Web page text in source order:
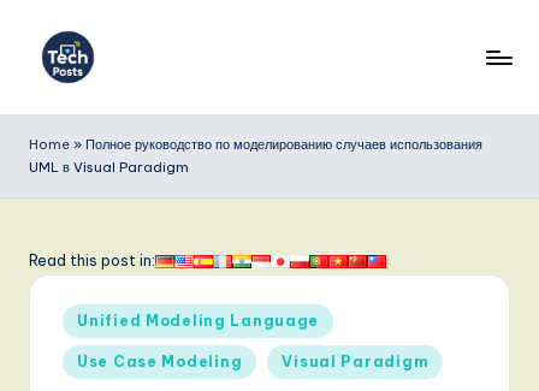
Перейти
e
c
P
Home » Полное руководство по моделированию случаев использования
UML в Visual Paradigm
Read this post in:
Опубликовано
Unified Modeling Language
Use Case Modeling Visual Paradigm